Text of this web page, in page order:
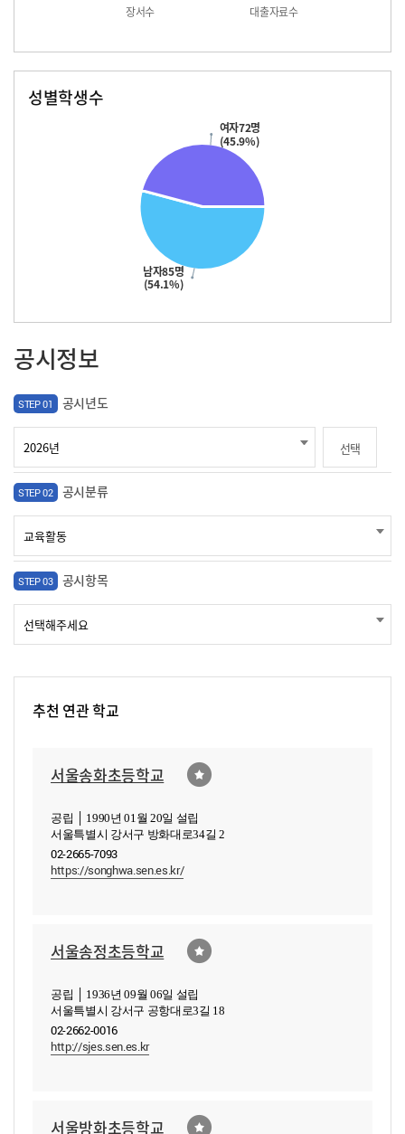
장서수 대출자료수
성별학생수
남자85명
(54.1%)
여자72명
(45.9%)
공시정보
STEP 01 공시년도
선택
STEP 02 공시분류
STEP 03 공시항목
추천 연관 학교
서울송화초등학교
공립 │ 1990년 01월 20일 설립
서울특별시 강서구 방화대로34길 2
02-2665-7093
https://songhwa.sen.es.kr/
서울송정초등학교
공립 │ 1936년 09월 06일 설립
서울특별시 강서구 공항대로3길 18
02-2662-0016
http://sjes.sen.es.kr
서울방화초등학교